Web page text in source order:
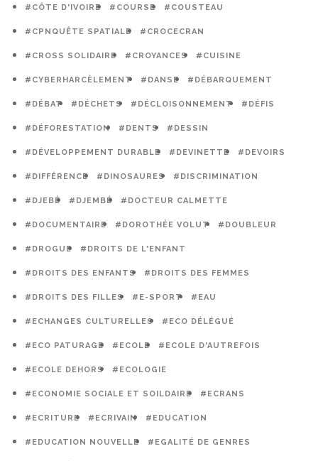
#CÔTE D'IVOIRE #COURSE #COUSTEAU
#CPNQUÊTE SPATIALE #CROCECRAN
#CROSS SOLIDAIRE #CROYANCES #CUISINE
#CYBERHARCÈLEMENT #DANSE #DÉBARQUEMENT
#DÉBAT #DÉCHETS #DÉCLOISONNEMENT #DÉFIS
#DÉFORESTATION #DENTS #DESSIN
#DÉVELOPPEMENT DURABLE #DEVINETTE #DEVOIRS
#DIFFÉRENCE #DINOSAURES #DISCRIMINATION
#DJEBÉ #DJEMBÉ #DOCTEUR CALMETTE
#DOCUMENTAIRE #DOROTHÉE VOLUT #DOUBLEUR
#DROGUE #DROITS DE L'ENFANT
#DROITS DES ENFANTS #DROITS DES FEMMES
#DROITS DES FILLES #E-SPORT #EAU
#ECHANGES CULTURELLES #ECO DÉLÉGUÉ
#ECO PATURAGE #ECOLE #ECOLE D'AUTREFOIS
#ECOLE DEHORS #ECOLOGIE
#ECONOMIE SOCIALE ET SOILDAIRE #ECRANS
#ECRITURE #ECRIVAIN #EDUCATION
#EDUCATION NOUVELLE #EGALITÉ DE GENRES